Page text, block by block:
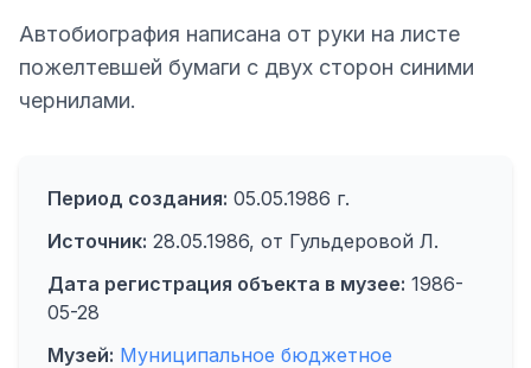
Автобиография написана от руки на листе
пожелтевшей бумаги с двух сторон синими
чернилами.
Период создания: 05.05.1986 г.
Источник: 28.05.1986, от Гульдеровой Л.
Дата регистрация объекта в музее: 1986-
05-28
Музей: Муниципальное бюджетное